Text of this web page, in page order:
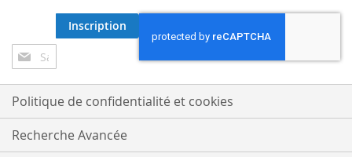
Inscription
à
notre
lettre
d’information
:
Inscription
Politique de confidentialité et cookies
Recherche Avancée